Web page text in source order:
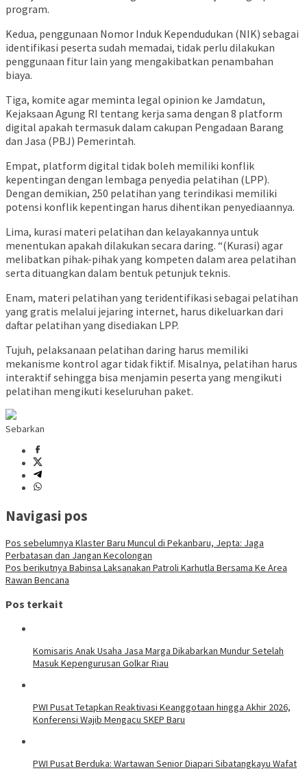
program.
Kedua, penggunaan Nomor Induk Kependudukan (NIK) sebagai
identifikasi peserta sudah memadai, tidak perlu dilakukan
penggunaan fitur lain yang mengakibatkan penambahan
biaya.
Tiga, komite agar meminta legal opinion ke Jamdatun,
Kejaksaan Agung RI tentang kerja sama dengan 8 platform
digital apakah termasuk dalam cakupan Pengadaan Barang
dan Jasa (PBJ) Pemerintah.
Empat, platform digital tidak boleh memiliki konflik
kepentingan dengan lembaga penyedia pelatihan (LPP).
Dengan demikian, 250 pelatihan yang terindikasi memiliki
potensi konflik kepentingan harus dihentikan penyediaannya.
Lima, kurasi materi pelatihan dan kelayakannya untuk
menentukan apakah dilakukan secara daring. “(Kurasi) agar
melibatkan pihak-pihak yang kompeten dalam area pelatihan
serta dituangkan dalam bentuk petunjuk teknis.
Enam, materi pelatihan yang teridentifikasi sebagai pelatihan
yang gratis melalui jejaring internet, harus dikeluarkan dari
daftar pelatihan yang disediakan LPP.
Tujuh, pelaksanaan pelatihan daring harus memiliki
mekanisme kontrol agar tidak fiktif. Misalnya, pelatihan harus
interaktif sehingga bisa menjamin peserta yang mengikuti
pelatihan mengikuti keseluruhan paket.
Sebarkan
Navigasi pos
Pos sebelumnya Klaster Baru Muncul di Pekanbaru, Jepta: Jaga
Perbatasan dan Jangan Kecolongan
Pos berikutnya Babinsa Laksanakan Patroli Karhutla Bersama Ke Area
Rawan Bencana
Pos terkait
Komisaris Anak Usaha Jasa Marga Dikabarkan Mundur Setelah
Masuk Kepengurusan Golkar Riau
PWI Pusat Tetapkan Reaktivasi Keanggotaan hingga Akhir 2026,
Konferensi Wajib Mengacu SKEP Baru
PWI Pusat Berduka: Wartawan Senior Diapari Sibatangkayu Wafat